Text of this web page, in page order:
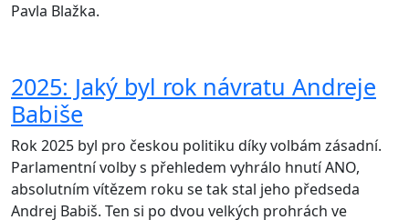
Pavla Blažka.
2025: Jaký byl rok návratu Andreje
Babiše
Rok 2025 byl pro českou politiku díky volbám zásadní.
Parlamentní volby s přehledem vyhrálo hnutí ANO,
absolutním vítězem roku se tak stal jeho předseda
Andrej Babiš. Ten si po dvou velkých prohrách ve